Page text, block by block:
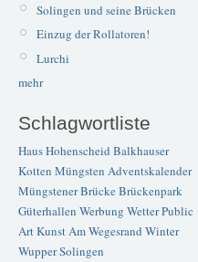
Solingen und seine Brücken
Einzug der Rollatoren!
Lurchi
mehr
Schlagwortliste
Haus Hohenscheid Balkhauser
Kotten Müngsten Adventskalender
Müngstener BrückeBrückenpark
Güterhallen Werbung WetterPublic
ArtKunstAm Wegesrand Winter
WupperSolingen